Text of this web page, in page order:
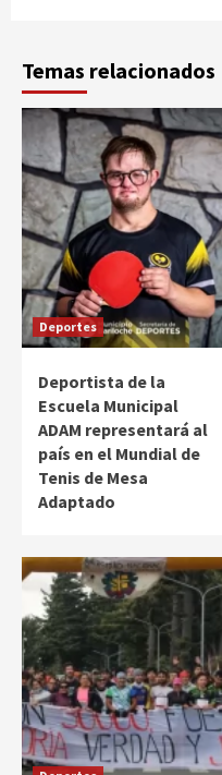
Temas relacionados
Deportes
Deportista de la
Escuela Municipal
ADAM representará al
país en el Mundial de
Tenis de Mesa
Adaptado